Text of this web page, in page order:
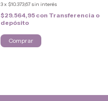
3x $10.373,67 sin interés
$29.564,95 con Transferencia o
depósito